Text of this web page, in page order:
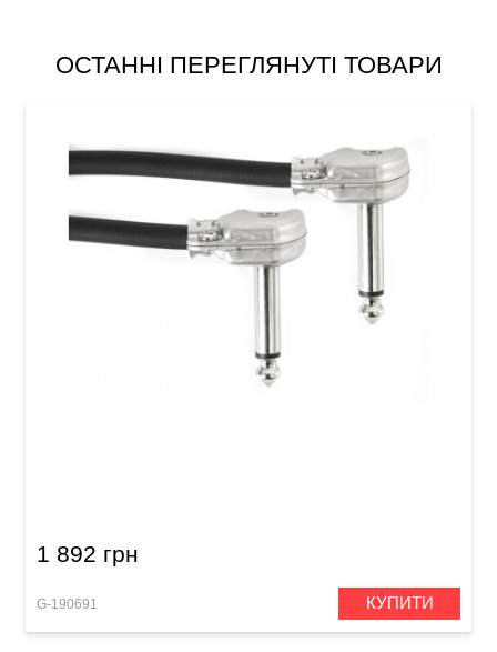
ОСТАННІ ПЕРЕГЛЯНУТІ ТОВАРИ
1 892 грн
G-190691 КУПИТИ